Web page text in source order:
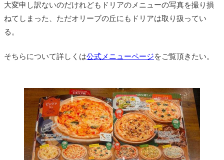
大変申し訳ないのだけれどもドリアのメニューの写真を撮り損
ねてしまった、ただオリーブの丘にもドリアは取り扱ってい
る。
そちらについて詳しくは公式メニューページをご覧頂きたい。